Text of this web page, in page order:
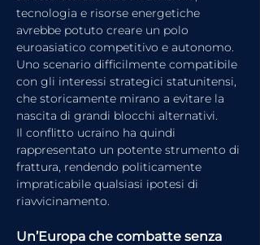
tecnologia e risorse energetiche
avrebbe potuto creare un polo
euroasiatico competitivo e autonomo.
Uno scenario difficilmente compatibile
con gli interessi strategici statunitensi,
che storicamente mirano a evitare la
nascita di grandi blocchi alternativi.
Il conflitto ucraino ha quindi
rappresentato un potente strumento di
frattura, rendendo politicamente
impraticabile qualsiasi ipotesi di
riavvicinamento.
Un’Europa che combatte senza